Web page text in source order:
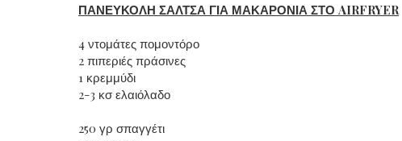
ΠΑΝΕΥΚΟΛΗ ΣΑΛΤΣΑ ΓΙΑ ΜΑΚΑΡΟΝΙΑ ΣΤΟ AIRFRYER
4 ντομάτες πομοντόρο
2 πιπεριές πράσινες
1 κρεμμύδι
2-3 κσ ελαιόλαδο
250 γρ σπαγγέτι